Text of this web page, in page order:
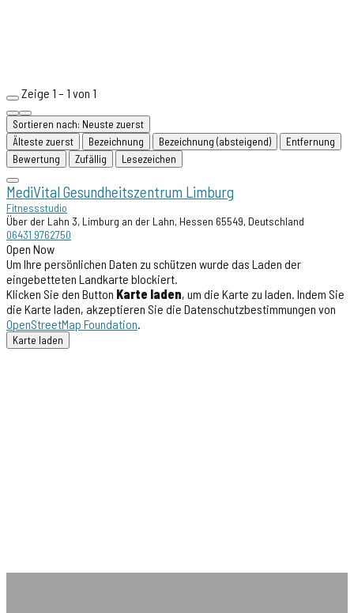
Zeige 1 – 1 von 1
Sortieren nach: Neuste zuerst
Älteste zuerst
Bezeichnung Bezeichnung (absteigend)
Entfernung
Bewertung
Zufällig Lesezeichen
MediVital Gesundheitszentrum Limburg
Fitnessstudio
Über der Lahn 3, Limburg an der Lahn, Hessen 65549, Deutschland
06431 9762750
Open Now
Um Ihre persönlichen Daten zu schützen wurde das Laden der
eingebetteten Landkarte blockiert.
Klicken Sie den Button Karte laden, um die Karte zu laden. Indem Sie
die Karte laden, akzeptieren Sie die Datenschutzbestimmungen von
OpenStreetMap Foundation.
Karte laden